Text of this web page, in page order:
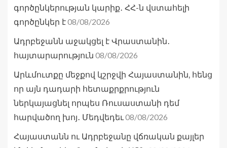
գործընկերության կարիք․ ՀՀ-ն վստահելի
գործընկեր է08/08/2026
Ադրբեջանն աջակցել է Վրաստանին․
հայտարարություն 08/08/2026
Արևմուտքը մեջքով կշրջվի Հայաստանին, հենց
որ այն դադարի հետաքրքրություն
ներկայացնել որպես Ռուսաստանի դեմ
հարվածող խոյ․ Մեդվեդեւ08/08/2026
Հայաստանն ու Ադրբեջանը վճռական քայլեր